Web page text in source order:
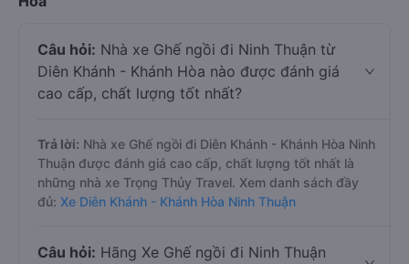
Câu hỏi: Nhà xe Ghế ngồi đi Ninh Thuận từ
Diên Khánh - Khánh Hòa nào được đánh giá
cao cấp, chất lượng tốt nhất?
Trả lời: Nhà xe Ghế ngồi đi Diên Khánh - Khánh Hòa Ninh
Thuận được đánh giá cao cấp, chất lượng tốt nhất là
những nhà xe Trọng Thủy Travel. Xem danh sách đầy
đủ: Xe Diên Khánh - Khánh Hòa Ninh Thuận
Câu hỏi: Hãng Xe Ghế ngồi đi Ninh Thuận